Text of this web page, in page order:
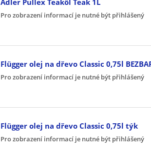
Pro zobrazení informací je nutné být přihlášený
Flügger olej na dřevo Classic 0,75l
Pro zobrazení informací je nutné být přihlášený
Flügger olej na dřevo Classic 0,75l týk
Pro zobrazení informací je nutné být přihlášený